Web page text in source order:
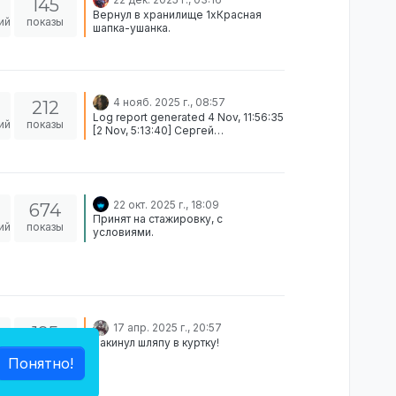
145
показы
Вернул в хранилище 1xКрасная
шапка-ушанка.
212
показы
4 нояб. 2025 г., 08:57
Log report generated 4 Nov, 11:56:35
[2 Nov, 5:13:40] Сергей
хран.
674
показы
22 окт. 2025 г., 18:09
Принят на стажировку, с
условиями.
195
показы
17 апр. 2025 г., 20:57
Закинул шляпу в куртку!
Понятно!